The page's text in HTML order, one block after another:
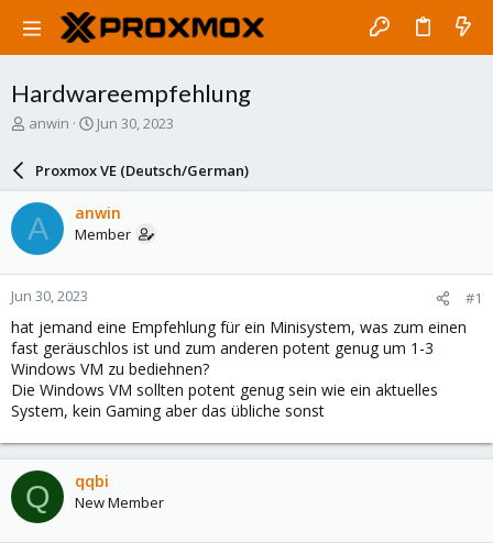
Hardwareempfehlung
T
a
d
s
t
a
r
t
e
r
anwin
S
a
r
d
a
e
Jun 30, 2023
Proxmox VE (Deutsch/German)
A anwin
Member
Jun 30, 2023 #1
hat jemand eine Empfehlung für ein Minisystem, was zum einen
fast geräuschlos ist und zum anderen potent genug um 1-3
Windows VM zu bediehnen?
Die Windows VM sollten potent genug sein wie ein aktuelles
System, kein Gaming aber das übliche sonst
Q qqbi
New Member